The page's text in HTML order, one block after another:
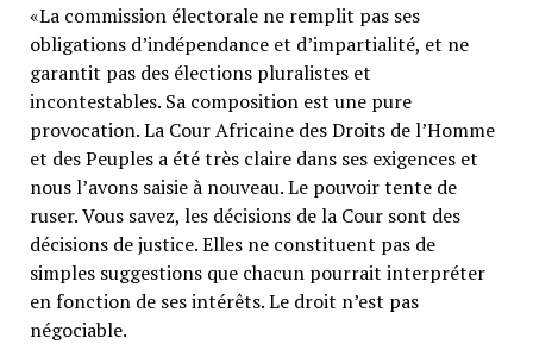
«La commission électorale ne remplit pas ses
obligations d’indépendance et d’impartialité, et ne
garantit pas des élections pluralistes et
incontestables. Sa composition est une pure
provocation. La Cour Africaine des Droits de l’Homme
et des Peuples a été très claire dans ses exigences et
nous l’avons saisie à nouveau. Le pouvoir tente de
ruser. Vous savez, les décisions de la Cour sont des
décisions de justice. Elles ne constituent pas de
simples suggestions que chacun pourrait interpréter
en fonction de ses intérêts. Le droit n’est pas
négociable.